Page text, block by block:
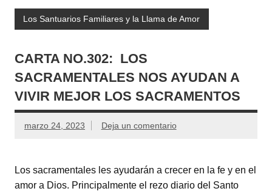
Los Santuarios Familiares y la Llama de Amor
CARTA NO.302: LOS
SACRAMENTALES NOS AYUDAN A
VIVIR MEJOR LOS SACRAMENTOS
marzo 24, 2023 Deja un comentario
Los sacramentales les ayudarán a crecer en la fe y en el
amor a Dios. Principalmente el rezo diario del Santo